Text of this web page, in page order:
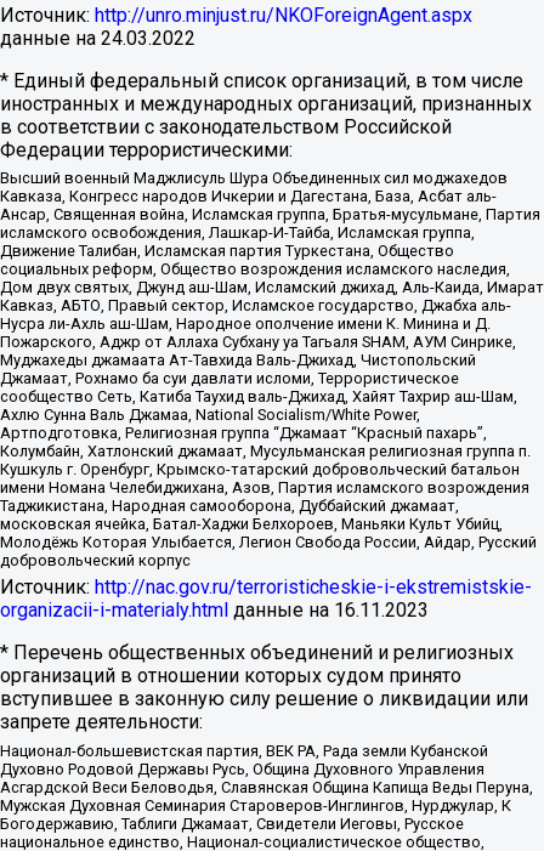
Источник: http://unro.minjust.ru/NKOForeignAgent.aspx
данные на 24.03.2022
* Единый федеральный список организаций, в том числе
иностранных и международных организаций, признанных
в соответствии с законодательством Российской
Федерации террористическими:
Высший военный Маджлисуль Шура Объединенных сил моджахедов
Кавказа, Конгресс народов Ичкерии и Дагестана, База, Асбат аль-
Ансар, Священная война, Исламская группа, Братья-мусульмане, Партия
исламского освобождения, Лашкар-И-Тайба, Исламская группа,
Движение Талибан, Исламская партия Туркестана, Общество
социальных реформ, Общество возрождения исламского наследия,
Дом двух святых, Джунд аш-Шам, Исламский джихад, Аль-Каида, Имарат
Кавказ, АБТО, Правый сектор, Исламское государство, Джабха аль-
Нусра ли-Ахль аш-Шам, Народное ополчение имени К. Минина и Д.
Пожарского, Аджр от Аллаха Субхану уа Тагьаля SHAM, АУМ Синрике,
Муджахеды джамаата Ат-Тавхида Валь-Джихад, Чистопольский
Джамаат, Рохнамо ба суи давлати исломи, Террористическое
сообщество Сеть, Катиба Таухид валь-Джихад, Хайят Тахрир аш-Шам,
Ахлю Сунна Валь Джамаа, National Socialism/White Power,
Артподготовка, Религиозная группа “Джамаат “Красный пахарь”,
Колумбайн, Хатлонский джамаат, Мусульманская религиозная группа п.
Кушкуль г. Оренбург, Крымско-татарский добровольческий батальон
имени Номана Челебиджихана, Азов, Партия исламского возрождения
Таджикистана, Народная самооборона, Дуббайский джамаат,
московская ячейка, Батал-Хаджи Белхороев, Маньяки Культ Убийц,
Молодёжь Которая Улыбается, Легион Свобода России, Айдар, Русский
добровольческий корпус
Источник: http://nac.gov.ru/terroristicheskie-i-ekstremistskie-
organizacii-i-materialy.html данные на 16.11.2023
* Перечень общественных объединений и религиозных
организаций в отношении которых судом принято
вступившее в законную силу решение о ликвидации или
запрете деятельности:
Национал-большевистская партия, ВЕК РА, Рада земли Кубанской
Духовно Родовой Державы Русь, Община Духовного Управления
Асгардской Веси Беловодья, Славянская Община Капища Веды Перуна,
Мужская Духовная Семинария Староверов-Инглингов, Нурджулар, К
Богодержавию, Таблиги Джамаат, Свидетели Иеговы, Русское
национальное единство, Национал-социалистическое общество,